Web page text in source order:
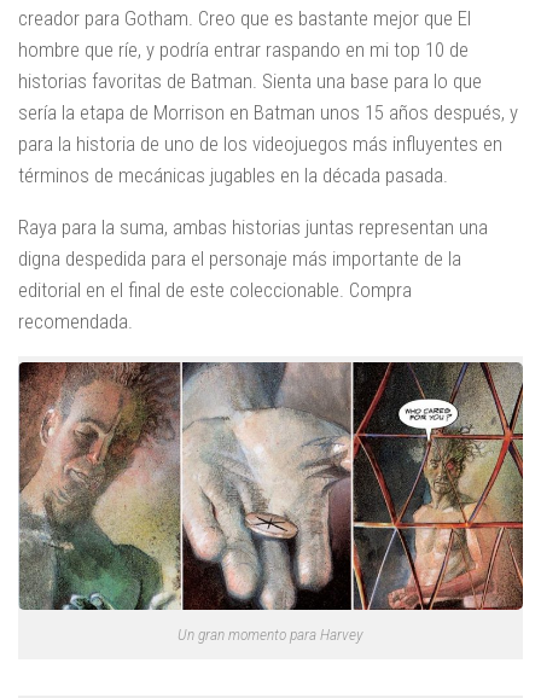
creador para Gotham. Creo que es bastante mejor que El
hombre que ríe, y podría entrar raspando en mi top 10 de
historias favoritas de Batman. Sienta una base para lo que
sería la etapa de Morrison en Batman unos 15 años después, y
para la historia de uno de los videojuegos más influyentes en
términos de mecánicas jugables en la década pasada.
Raya para la suma, ambas historias juntas representan una
digna despedida para el personaje más importante de la
editorial en el final de este coleccionable. Compra
recomendada.
Un gran momento para Harvey